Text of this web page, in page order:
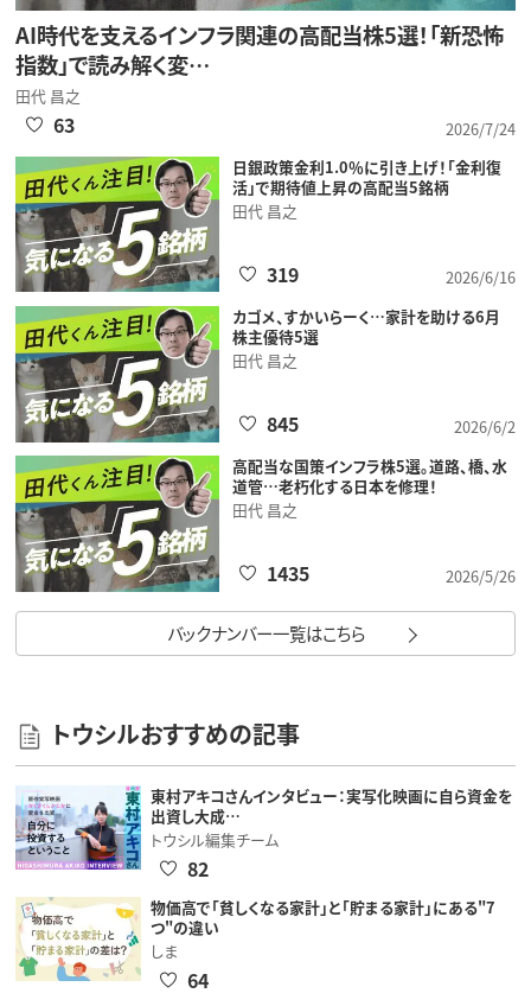
AI時代を支えるインフラ関連の高配当株5選！「新恐怖
指数」で読み解く変…
田代 昌之
2026/7/24
63
日銀政策金利1.0％に引き上げ！「金利復
活」で期待値上昇の高配当5銘柄
田代 昌之
2026/6/16
319
カゴメ、すかいらーく…家計を助ける6月
株主優待5選
田代 昌之
2026/6/2
845
高配当な国策インフラ株5選。道路、橋、水
道管…老朽化する日本を修理！
田代 昌之
2026/5/26
1435
バックナンバー一覧はこちら
トウシルおすすめの記事
東村アキコさんインタビュー：実写化映画に自ら資金を
出資し大成…
トウシル編集チーム
82
物価高で「貧しくなる家計」と「貯まる家計」にある"7
つ"の違い
しま
64